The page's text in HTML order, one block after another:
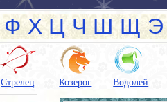
Ф Х Ц Ч Ш Щ Э
Стрелец Козерог Водолей